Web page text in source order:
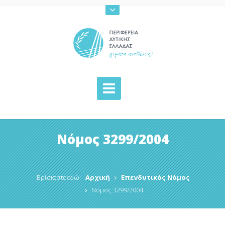
Νόμος 3299/2004
Βρίσκεστε εδώ: Αρχική
Επενδυτικός Νόμος
Νόμος 3299/2004